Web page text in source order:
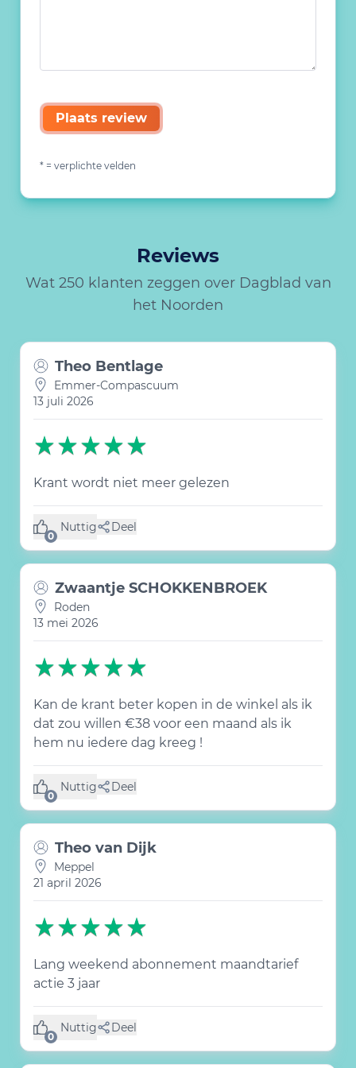
Plaats review
* = verplichte velden
Reviews
Wat 250 klanten zeggen over Dagblad van
het Noorden
Theo Bentlage
Emmer-Compascuum
13 juli 2026
Krant wordt niet meer gelezen
0
Nuttig
(0 like) Deel
Zwaantje SCHOKKENBROEK
Roden
13 mei 2026
Kan de krant beter kopen in de winkel als ik
dat zou willen €38 voor een maand als ik
hem nu iedere dag kreeg !
0
Nuttig
(0 like) Deel
Theo van Dijk
Meppel
21 april 2026
Lang weekend abonnement maandtarief
actie 3 jaar
0
Nuttig
(0 like) Deel